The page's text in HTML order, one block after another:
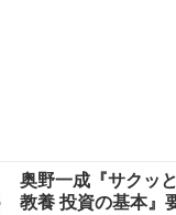
奥野一成『サクッ
教養 投資の基本』